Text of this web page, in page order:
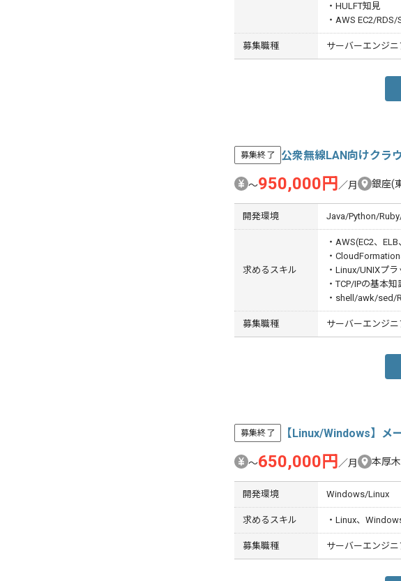
・HULFT知見
・AWS EC2/RDS/
募集職種 サーバーエンジ
募集終了 公衆無線LAN向けクラ
〜950,000円 ／月 銀座(
開発環境 Java/Python/
求めるスキル
・AWS(EC2、
・
・Linux/UNIXプ
・TCP/IPの基本知
・shell/awk/sed/
募集職種 サーバーエンジニ
募集終了 【Linux/Windows】メ
〜650,000円 ／月 本厚
開発環境 Windows/Linux
求めるスキル ・Linux、
募集職種 サーバーエンジ